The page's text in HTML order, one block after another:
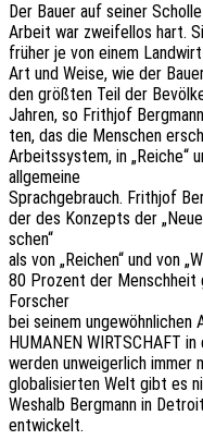
Der Bauer auf seiner
Arbeit war zwei­fel­los hart.
früher je von einem
Art und Weise, wie der
den größ­ten Teil der
Jahren, so Frith­jof
ten, das die Menschen
Arbeits­sys­tem, in „Reiche“
allgemeine
Sprach­ge­brauch. Frith­jof
der des Konzepts der
schen“
als von „Reichen“ und von
80 Prozent der Mensch­heit
Forscher
bei seinem
HUMANEN WIRTSCHAFT
werden unwei­ger­lich immer
globa­li­sier­ten Welt gibt es
Weshalb Berg­mann in
entwickelt.